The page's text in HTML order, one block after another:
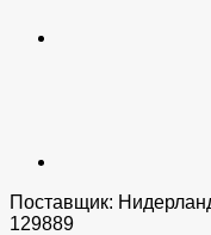
Поставщик:
129889